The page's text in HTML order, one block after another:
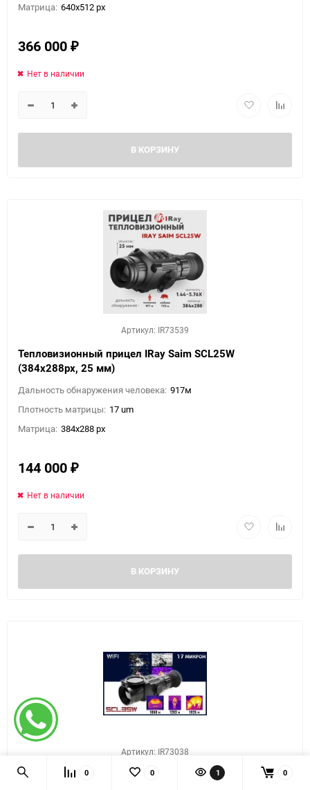
Матрица: 640x512 px
366 000 ₽
Нет в наличии
В КОРЗИНУ
Артикул: IR73539
Тепловизионный прицел IRay Saim SCL25W
(384х288px, 25 мм)
Дальность обнаружения человека: 917м
Плотность матрицы: 17 um
Матрица: 384x288 px
144 000 ₽
Нет в наличии
В КОРЗИНУ
Артикул: IR73038
Тепловизионный прицел IRay Saim SCL35W
0 0 1 0